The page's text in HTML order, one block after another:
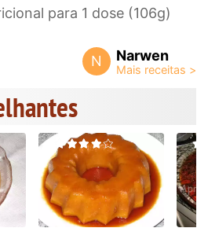
para 1 dose (106g)
N Narwen